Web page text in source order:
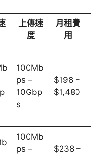
上傳速
度
月租費
用
100Mb
ps –
10Gbp
s
$198 –
$1,480
100Mb
ps –
$238 –